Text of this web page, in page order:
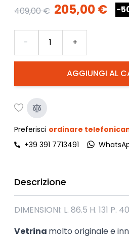
409,00 € 205,00 € -
AGGIUNGI AL
- +
Preferisci ordinare
+39 391 7713491
Descrizione
DIMENSIONI: L. 86.5 H. 131 P. 40
Vetrina molto originale e